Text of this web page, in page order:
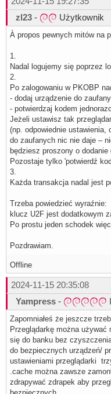
zl23 - Użytkownik
À propos pewnych mitów na
1.
Nadal logujemy się poprzez
2.
Po zalogowaniu w PKOBP
- dodaj urządzenie do
- potwierdzaj kodem
Jeżeli ustawisz tak
(np. odpowiednie ustawienia,
do zaufanych nic nie daje –
będziesz proszony o dodanie
Pozostaje tylko 'potwierdź
3.
Każda transakcja nadal jest
Trzeba powiedzieć wyraźnie:
klucz U2F jest dodatkowym
Po prostu jeden schodek
Pozdrawiam.
Offline
2024-11-15 20:35:08
Yampress -
Zapomniałeś że jeszcze
Przeglądarkę można
się do banku bez
do bezpiecznych urządzeń/
ustawieniami przeglądarki
.cache można zawsze
zdrapywać zdrapek aby